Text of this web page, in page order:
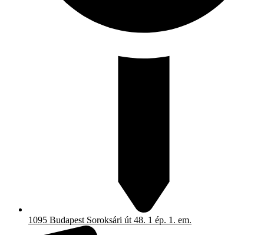
1095 Budapest Soroksári út 48. 1 ép. 1. em.